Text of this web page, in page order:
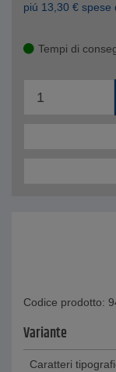
piú 13,30 € spese
Tempi di
Codice prodotto:
Variante
Caratteri